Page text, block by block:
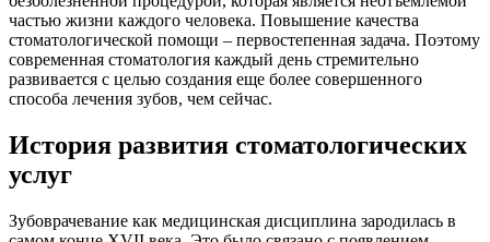
частью жизни каждого человека. Повышение качества
стоматологической помощи – первостепенная задача. Поэтому
современная стоматология каждый день стремительно
развивается с целью создания еще более совершенного
способа лечения зубов, чем сейчас.
История развития стоматологических
услуг
Зубоврачевание как медицинская дисциплина зародилась в